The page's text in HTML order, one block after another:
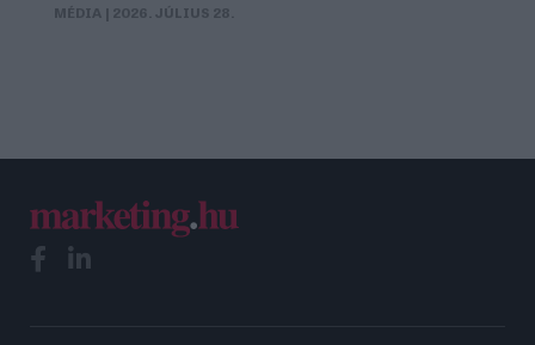
MÉDIA | 2026. JÚLIUS 28.